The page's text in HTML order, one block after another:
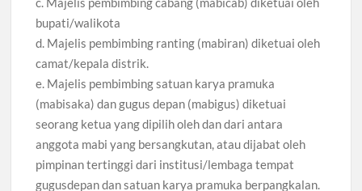
bupati/walikota
d. Majelis pembimbing ranting (mabiran) diketuai oleh
camat/kepala distrik.
e. Majelis pembimbing satuan karya pramuka
(mabisaka) dan gugus depan (mabigus) diketuai
seorang ketua yang dipilih oleh dan dari antara
anggota mabi yang bersangkutan, atau dijabat oleh
pimpinan tertinggi dari institusi/lembaga tempat
gugusdepan dan satuan karya pramuka berpangkalan.